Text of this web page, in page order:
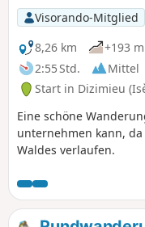
Visorando-Mitglied
8,26 km
+193 m
2:55 Std.
Mittel
Start in Dizimieu
Eine schöne
unternehmen kann, da
Waldes verlaufen.